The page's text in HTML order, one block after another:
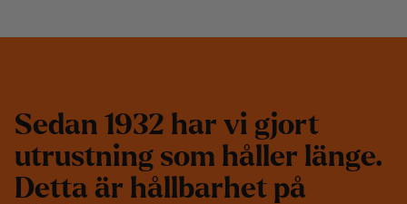
Sedan 1932 har vi gjort
utrustning som håller länge.
Detta är hållbarhet på